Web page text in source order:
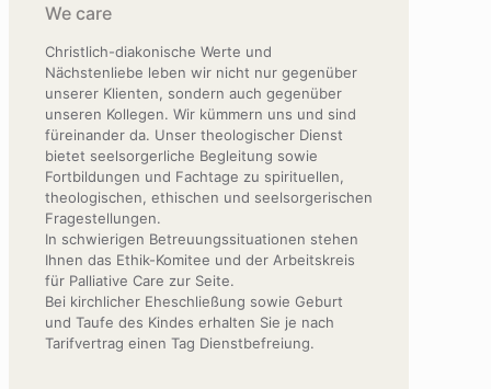
We care
Christlich-diakonische Werte und
Nächstenliebe leben wir nicht nur gegenüber
unserer Klienten, sondern auch gegenüber
unseren Kollegen. Wir kümmern uns und sind
füreinander da. Unser theologischer Dienst
bietet seelsorgerliche Begleitung sowie
Fortbildungen und Fachtage zu spirituellen,
theologischen, ethischen und seelsorgerischen
Fragestellungen.
In schwierigen Betreuungssituationen stehen
Ihnen das Ethik-Komitee und der Arbeitskreis
für Palliative Care zur Seite.
Bei kirchlicher Eheschließung sowie Geburt
und Taufe des Kindes erhalten Sie je nach
Tarifvertrag einen Tag Dienstbefreiung.